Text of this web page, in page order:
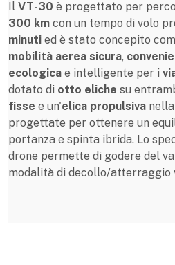
Il VT-30 è progettato per
300 km con un tempo di volo
minuti ed è stato concepito
mobilità aerea sicura,
ecologica e intelligente per i
dotato di otto eliche su
fisse e un'elica propulsiva
progettate per ottenere un
portanza e spinta ibrida. Lo
drone permette di godere del
modalità di decollo/atterraggio